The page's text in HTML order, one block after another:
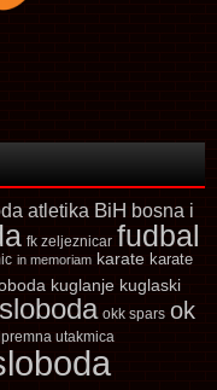
atletika BiH bosna i
fk zeljeznicar fudbal
in memoriam karate karate
kuglanje kuglaski
okk spars ok
utakmica